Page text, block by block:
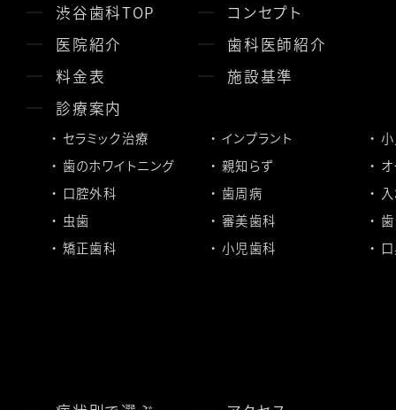
渋谷歯科TOP
コンセプト
医院紹介
歯科医師紹介
料金表
施設基準
診療案内
セラミック治療
歯のホワイトニング
口腔外科
虫歯
矯正歯科
インプラント
親知らず
歯周病
審美歯科
小児歯科